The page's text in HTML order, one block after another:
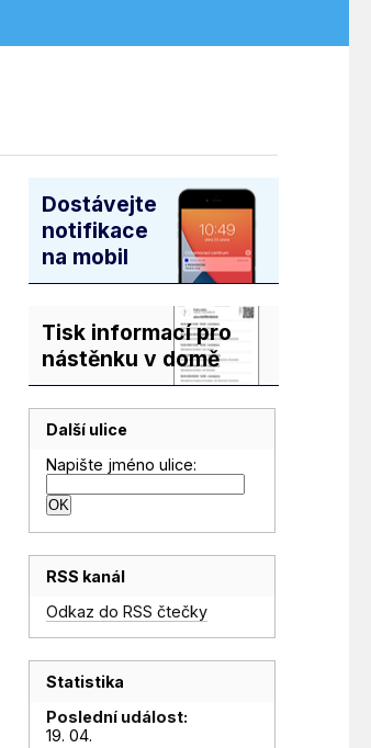
Dostávejte
notifikace
na mobil
Tisk informací pro
nástěnku v domě
Další ulice
Napište jméno ulice:
RSS kanál
Odkaz do RSS čtečky
Statistika
Poslední událost:
19. 04.